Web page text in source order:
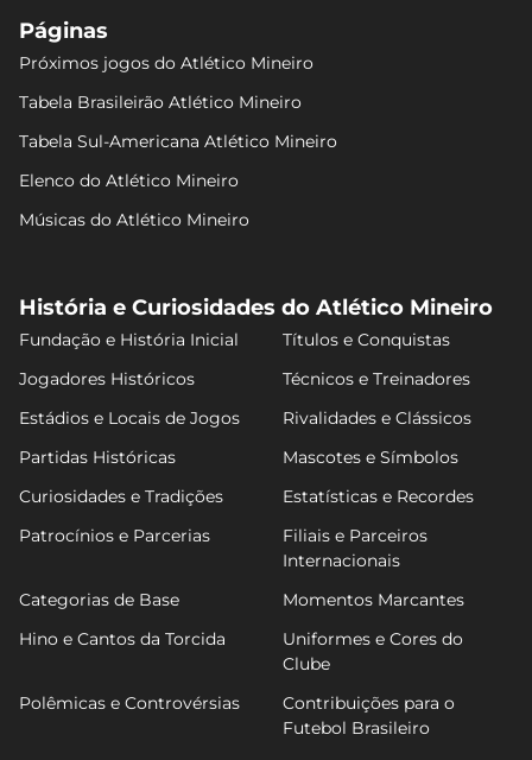
Páginas
Próximos jogos do Atlético Mineiro
Tabela Brasileirão Atlético Mineiro
Tabela Sul-Americana Atlético Mineiro
Elenco do Atlético Mineiro
Músicas do Atlético Mineiro
História e Curiosidades do Atlético Mineiro
Fundação e História Inicial
Títulos e Conquistas
Jogadores Históricos
Técnicos e Treinadores
Estádios e Locais de Jogos
Rivalidades e Clássicos
Partidas Históricas
Mascotes e Símbolos
Curiosidades e Tradições
Estatísticas e Recordes
Patrocínios e Parcerias
Filiais e Parceiros
Internacionais
Categorias de Base
Momentos Marcantes
Hino e Cantos da Torcida
Uniformes e Cores do
Clube
Polêmicas e Controvérsias
Contribuições para o
Futebol Brasileiro